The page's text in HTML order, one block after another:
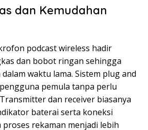
dan Kemudahan
podcast wireless hadir
dan bobot ringan sehingga
waktu lama. Sistem plug and
pemula tanpa perlu
dan receiver biasanya
baterai serta koneksi
rekaman menjadi lebih